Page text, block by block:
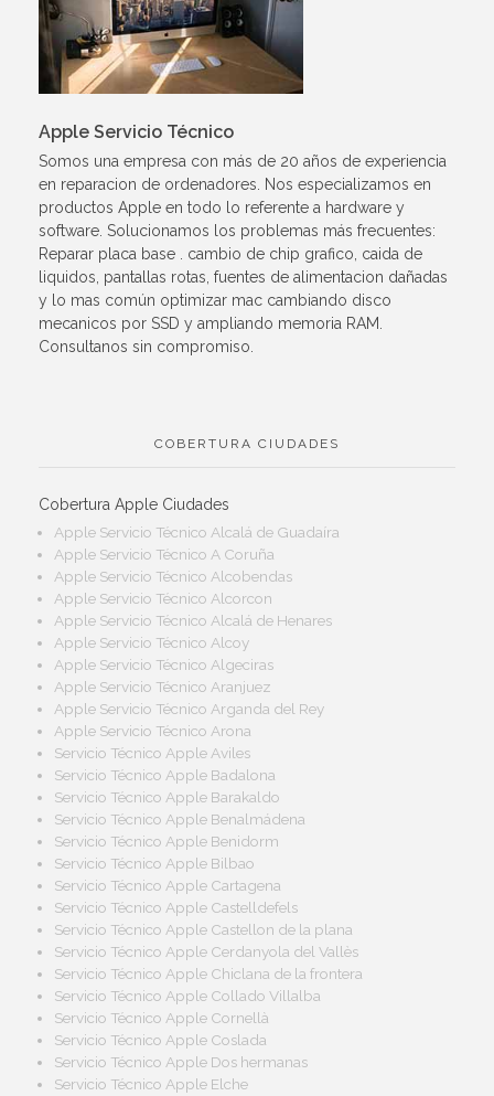
Apple Servicio Técnico
Somos una empresa con más de 20 años de experiencia
en reparacion de ordenadores. Nos especializamos en
productos Apple en todo lo referente a hardware y
software. Solucionamos los problemas más frecuentes:
Reparar placa base . cambio de chip grafico, caida de
liquidos, pantallas rotas, fuentes de alimentacion dañadas
y lo mas común optimizar mac cambiando disco
mecanicos por SSD y ampliando memoria RAM.
Consultanos sin compromiso.
COBERTURA CIUDADES
Cobertura Apple Ciudades
Apple Servicio Técnico Alcalá de Guadaíra
Apple Servicio Técnico A Coruña
Apple Servicio Técnico Alcobendas
Apple Servicio Técnico Alcorcon
Apple Servicio Técnico Alcalá de Henares
Apple Servicio Técnico Alcoy
Apple Servicio Técnico Algeciras
Apple Servicio Técnico Aranjuez
Apple Servicio Técnico Arganda del Rey
Apple Servicio Técnico Arona
Servicio Técnico Apple Aviles
Servicio Técnico Apple Badalona
Servicio Técnico Apple Barakaldo
Servicio Técnico Apple Benalmádena
Servicio Técnico Apple Benidorm
Servicio Técnico Apple Bilbao
Servicio Técnico Apple Cartagena
Servicio Técnico Apple Castelldefels
Servicio Técnico Apple Castellon de la plana
Servicio Técnico Apple Cerdanyola del Vallès
Servicio Técnico Apple Chiclana de la frontera
Servicio Técnico Apple Collado Villalba
Servicio Técnico Apple Cornellà
Servicio Técnico Apple Coslada
Servicio Técnico Apple Dos hermanas
Servicio Técnico Apple Elche